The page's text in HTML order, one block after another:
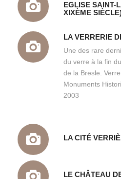
EGLISE SAINT-
XIXÈME
LA VERRERIE
Une des rare
du verre à la fin
de la Bresle.
Monuments
2003
LA CITÉ
LE CHÂTEAU